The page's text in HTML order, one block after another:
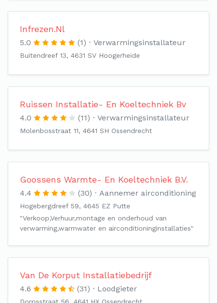
Infrezen.Nl
5.0 (1) Verwarmingsinstallateur
Buitendreef 13, 4631 SV Hoogerheide
Ruissen Installatie- En Koeltechniek Bv
4.0 (11) Verwarmingsinstallateur
Molenbosstraat 11, 4641 SH Ossendrecht
Goossens Warmte- En Koeltechniek B.V.
4.4 (30) Aannemer airconditioning
Hogebergdreef 59, 4645 EZ Putte
"Verkoop,Verhuur,montage en onderhoud van
verwarming,warmwater en airconditioninginstallaties"
Van De Korput Installatiebedrijf
4.6 (31) Loodgieter